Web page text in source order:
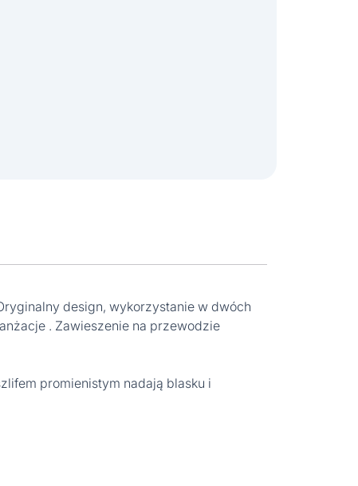
design, wykorzystanie w dwóch
. Zawieszenie na przewodzie
promienistym nadają blasku i